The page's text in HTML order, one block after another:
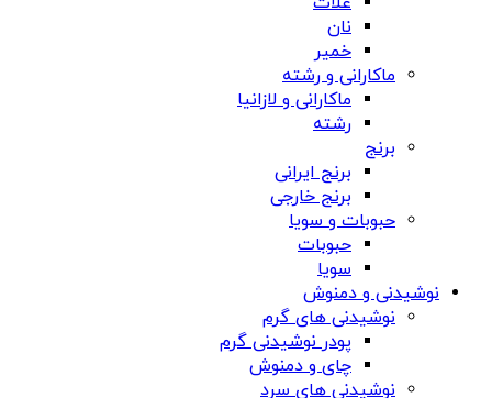
نان
خمیر
ماکارانی و رشته
ماکارانی و لازانیا
رشته
برنج
برنج ایرانی
برنج خارجی
حبوبات و سویا
حبوبات
سویا
نوشیدنی و دمنوش
نوشیدنی های گرم
پودر نوشیدنی گرم
چای و دمنوش
نوشیدنی های سرد